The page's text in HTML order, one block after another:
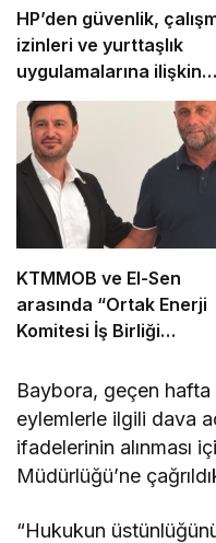
HP’den güvenlik,
izinleri ve yurttaşlık
uygulamalarına ilişkin
öneriler
KTMMOB ve El-Sen
arasında “Ortak Enerji
Komitesi İş Birliği
Baybora, geçen hafta
eylemlerle ilgili dava
ifadelerinin alınması
Müdürlüğü’ne
“Hukukun